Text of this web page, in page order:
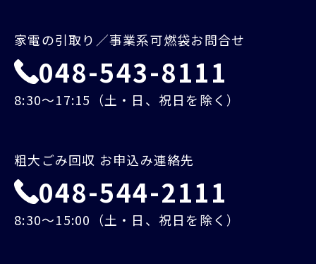
家電の引取り／事業系可燃袋お問合せ
048-543-8111
8:30～17:15（土・日、祝日を除く）
粗大ごみ回収 お申込み連絡先
048-544-2111
8:30～15:00（土・日、祝日を除く）